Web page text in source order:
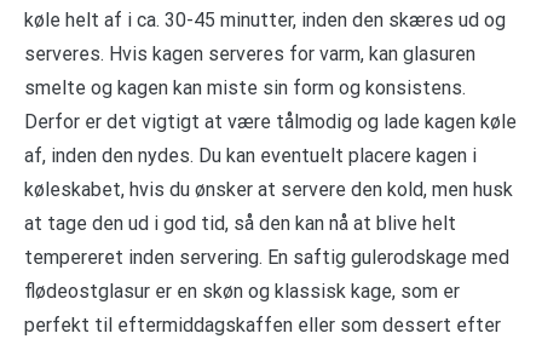
køle helt af i ca. 30-45 minutter, inden den skæres ud og
serveres. Hvis kagen serveres for varm, kan glasuren
smelte og kagen kan miste sin form og konsistens.
Derfor er det vigtigt at være tålmodig og lade kagen køle
af, inden den nydes. Du kan eventuelt placere kagen i
køleskabet, hvis du ønsker at servere den kold, men husk
at tage den ud i god tid, så den kan nå at blive helt
tempereret inden servering. En saftig gulerodskage med
flødeostglasur er en skøn og klassisk kage, som er
perfekt til eftermiddagskaffen eller som dessert efter